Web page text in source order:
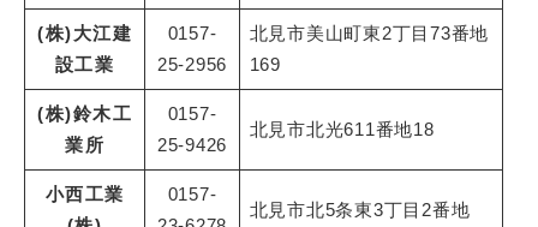
(株)大江建
設工業
0157-
25-2956
北見市美山町東2丁目73番地
169
(株)鈴木工
業所
0157-
25-9426
北見市北光611番地18
小西工業
0157-
北見市北5条東3丁目2番地